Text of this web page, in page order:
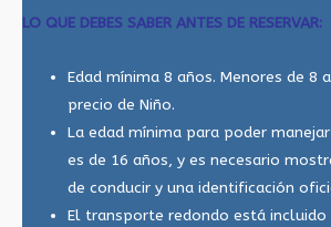
LO QUE DEBES SABER ANTES DE RESERVAR:
Edad mínima 8 años. Menores de 8
precio de Niño.
La edad mínima para poder
es de 16 años, y es necesario
de conducir y una identificación
El transporte redondo está incluido